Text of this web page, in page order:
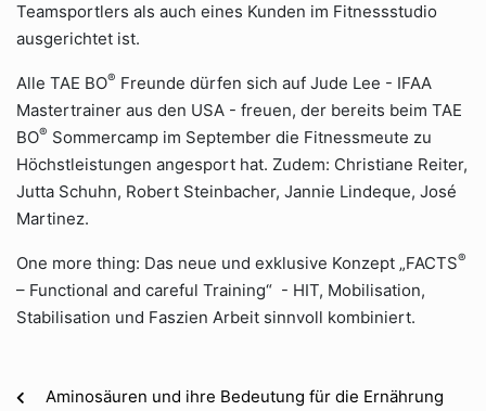
Teamsportlers als auch eines Kunden im Fitnessstudio
ausgerichtet ist.
Alle TAE BO® Freunde dürfen sich auf Jude Lee - IFAA
Mastertrainer aus den USA - freuen, der bereits beim TAE
BO® Sommercamp im September die Fitnessmeute zu
Höchstleistungen angesport hat. Zudem: Christiane Reiter,
Jutta Schuhn, Robert Steinbacher, Jannie Lindeque, José
Martinez.
One more thing: Das neue und exklusive Konzept „FACTS®
– Functional and careful Training“ - HIT, Mobilisation,
Stabilisation und Faszien Arbeit sinnvoll kombiniert.
Aminosäuren und ihre Bedeutung für die Ernährung